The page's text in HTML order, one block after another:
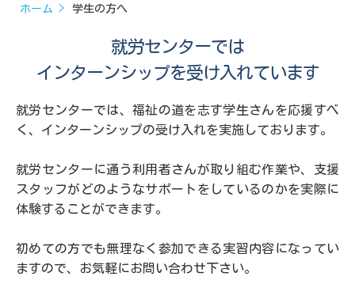
ホーム 学生の方へ
就労センターでは
インターンシップを受け入れています
就労センターでは、福祉の道を志す学生さんを応援すべ
く、 インターンシップの受け入れを実施しております。
就労センターに通う利用者さんが取り組む作業や、 支援
スタッフがどのようなサポートをしているのかを実際に
体験することができます。
初めての方でも無理なく参加できる実習内容になってい
ますので、お気軽にお問い合わせ下さい。